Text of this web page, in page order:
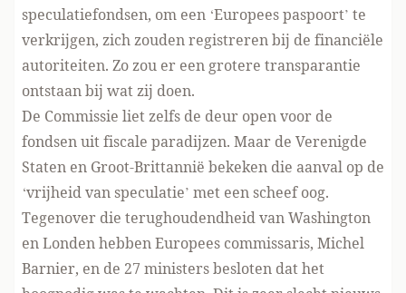
speculatiefondsen, om een ‘Europees paspoort’ te
verkrijgen, zich zouden registreren bij de financiële
autoriteiten. Zo zou er een grotere transparantie
ontstaan bij wat zij doen.
De Commissie liet zelfs de deur open voor de
fondsen uit fiscale paradijzen. Maar de Verenigde
Staten en Groot-Brittannië bekeken die aanval op de
‘vrijheid van speculatie’ met een scheef oog.
Tegenover die terughoudendheid van Washington
en Londen hebben Europees commissaris, Michel
Barnier, en de 27 ministers besloten dat het